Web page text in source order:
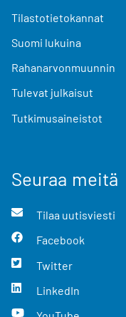
Tilastotietokannat
Suomi lukuina
Rahanarvonmuunnin
Tulevat julkaisut
Tutkimusaineistot
Seuraa meitä
Tilaa uutisviesti
Facebook
Twitter
LinkedIn